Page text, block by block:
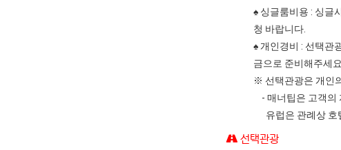
♠ 싱글룸비용 : 싱글
청 바랍니다.
♠ 개인경비 : 선택관
금으로 준비해주세
※ 선택관광은 개인
- 매너팁은 고객의
유럽은 관례상 호
선택관광